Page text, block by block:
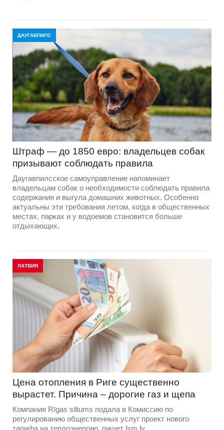
ДАУГАВПИЛС
Штраф — до 1850 евро: владельцев собак
призывают соблюдать правила
Даугавпилсское самоуправление напоминает
владельцам собак о необходимости соблюдать правила
содержания и выгула домашних животных. Особенно
актуальны эти требования летом, когда в общественных
местах, парках и у водоемов становится больше
отдыхающих.
ЛАТВИЯ
Цена отопления в Риге существенно
вырастет. Причина – дорогие газ и щепа
Компания Rīgas siltums подала в Комиссию по
регулированию общественных услуг проект нового
тарифа на теплоэнергию, пишет lsm.lv.